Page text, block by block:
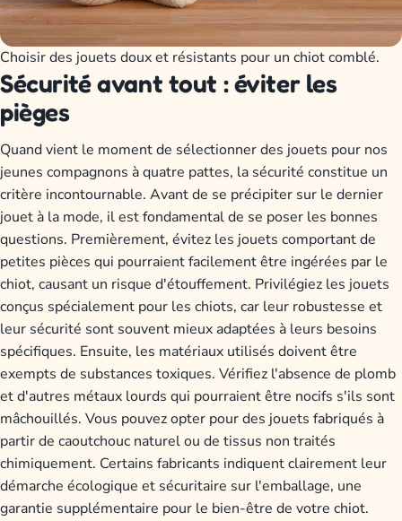
Choisir des jouets doux et résistants pour un chiot comblé.
Sécurité avant tout : éviter les
pièges
Quand vient le moment de sélectionner des jouets pour nos
jeunes compagnons à quatre pattes, la sécurité constitue un
critère incontournable. Avant de se précipiter sur le dernier
jouet à la mode, il est fondamental de se poser les bonnes
questions. Premièrement, évitez les jouets comportant de
petites pièces qui pourraient facilement être ingérées par le
chiot, causant un risque d'étouffement. Privilégiez les jouets
conçus spécialement pour les chiots, car leur robustesse et
leur sécurité sont souvent mieux adaptées à leurs besoins
spécifiques. Ensuite, les matériaux utilisés doivent être
exempts de substances toxiques. Vérifiez l'absence de plomb
et d'autres métaux lourds qui pourraient être nocifs s'ils sont
mâchouillés. Vous pouvez opter pour des jouets fabriqués à
partir de caoutchouc naturel ou de tissus non traités
chimiquement. Certains fabricants indiquent clairement leur
démarche écologique et sécuritaire sur l'emballage, une
garantie supplémentaire pour le bien-être de votre chiot.